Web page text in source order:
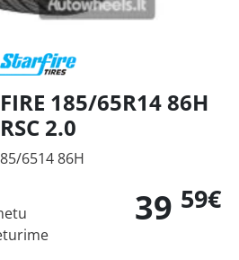
185/65R14 86H
RSC 2.0
6514 86H
39 59€